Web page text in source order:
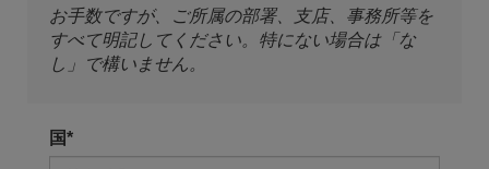
お手数ですが、ご所属の部署、支店、事務所等を
すべて明記してください。特にない場合は「な
し」で構いません。
国*